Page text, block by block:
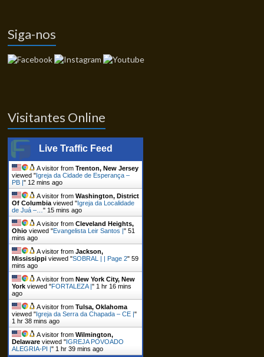
Siga-nos
Visitantes Online
Live Traffic Feed
A visitor fromTrenton, New Jersey
viewed "Igreja da Cidade de Esperança –
PB |" 12 mins ago
A visitor fromWashington, District
Of Columbia viewed "Igreja da Localidade
de Juá –…" 15 mins ago
A visitor fromCleveland Heights,
Ohio viewed "Evangelista Leir Santos |"51
mins ago
A visitor fromJackson,
Mississippi viewed "SOBRAL | | Page 2"59
mins ago
A visitor fromNew York City, New
York viewed "FORTALEZA |" 1 hr 16 mins
ago
A visitor fromTulsa, Oklahoma
viewed "Igreja da Serra da Chapada – CE |"
1 hr 38 mins ago
A visitor fromWilmington,
Delaware viewed "IGREJA POVOADO
ALEGRIA-PI |" 1 hr 39 mins ago